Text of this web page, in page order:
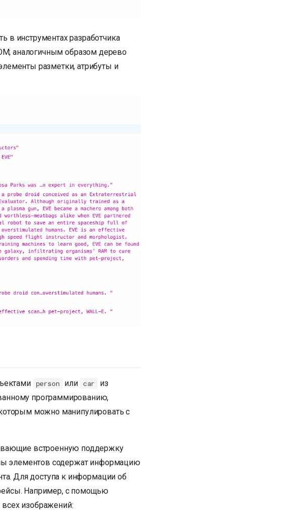
в инструментах разработчика
аналогичным образом дерево
разметки, атрибуты и
person или car
из
программированию,
можно манипулировать с
встроенную поддержку
элементов содержат информацию
Для доступа к информации об
Например, с помощью
всех изображений: